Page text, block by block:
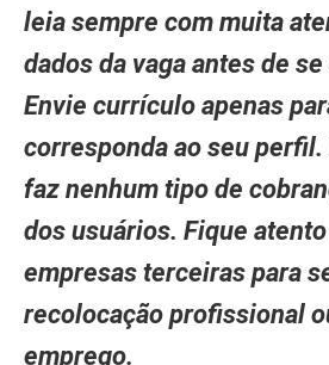
leia sempre com muita
dados da vaga antes de
Envie currículo apenas
corresponda ao seu
faz nenhum tipo de
dos usuários. Fique
empresas terceiras para
recolocação profissional
emprego.